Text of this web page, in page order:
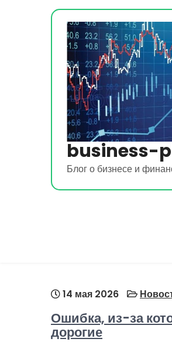
business-
Блог о бизнесе и
14 мая 2026
Ошибка, из-за
дорогие